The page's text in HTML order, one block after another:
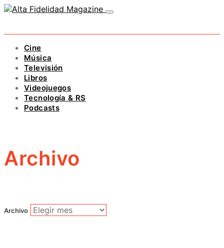
Cine
Música
Televisión
Libros
Videojuegos
Tecnología & RS
Podcasts
Archivo
Archivo